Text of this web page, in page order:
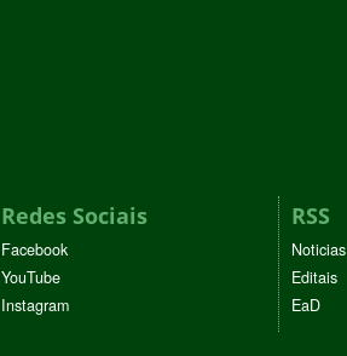
Redes Sociais
Facebook
YouTube
Instagram
RSS
Noticias
Editais
EaD